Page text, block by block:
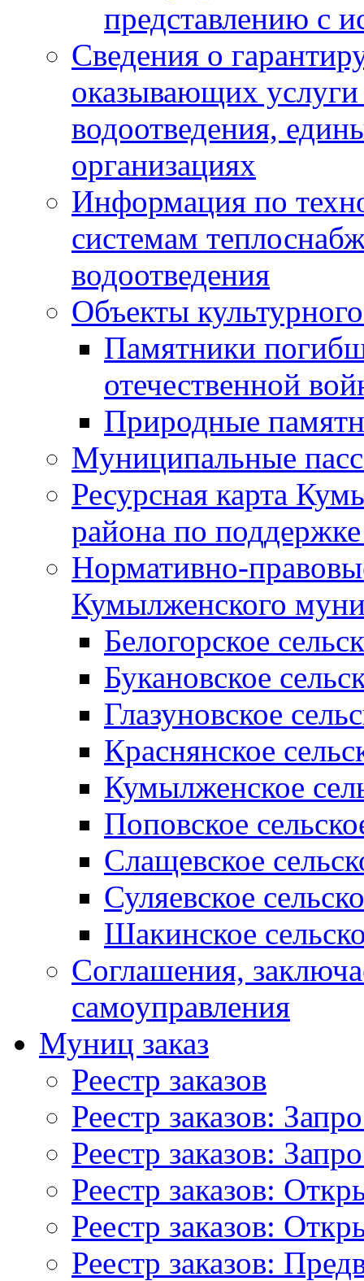
представлению с
Сведения о
оказывающих
водоотведения,
организациях
Информация по
системам
водоотведения
Объекты
Памятники
отечественной
Природные
Муниципальные
Ресурсная карта
района по
Нормативно-
Кумылженского
Белогорское
Букановское
Глазуновское
Краснянское
Кумылженское
Поповское
Слащевское
Суляевское
Шакинское
Соглашения,
самоуправления
Муниц заказ
Реестр заказов
Реестр заказов:
Реестр заказов:
Реестр заказов:
Реестр заказов:
Реестр заказов: